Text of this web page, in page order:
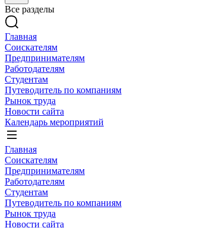
Все разделы
Главная
Соискателям
Предпринимателям
Работодателям
Студентам
Путеводитель по компаниям
Рынок труда
Новости сайта
Календарь мероприятий
Главная
Соискателям
Предпринимателям
Работодателям
Студентам
Путеводитель по компаниям
Рынок труда
Новости сайта